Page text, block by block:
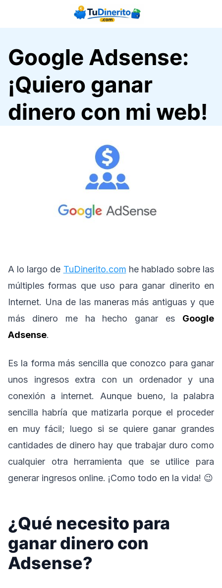
Google Adsense:
¡Quiero ganar
dinero con mi web!
A lo largo de TuDinerito.com he hablado sobre las
múltiples formas que uso para ganar dinerito en
Internet. Una de las maneras más antiguas y que
más dinero me ha hecho ganar es Google
Adsense.
Es la forma más sencilla que conozco para ganar
unos ingresos extra con un ordenador y una
conexión a internet. Aunque bueno, la palabra
sencilla habría que matizarla porque el proceder
en muy fácil; luego si se quiere ganar grandes
cantidades de dinero hay que trabajar duro como
cualquier otra herramienta que se utilice para
generar ingresos online. ¡Como todo en la vida! 😉
¿Qué necesito para
ganar dinero con
Adsense?